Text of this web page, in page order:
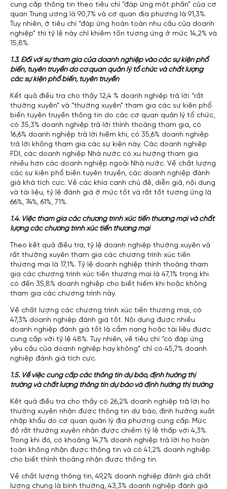
cung cấp thông tin theo tiêu chí “đáp ứng một phần” của cơ
quan Trung ương là 90,7% và cơ quan địa phương là 91,3%.
Tuy nhiên, ở tiêu chí “đáp ứng hoàn toàn nhu cầu của doanh
nghiệp” thì tỷ lệ này chỉ khiêm tốn tương ứng ở mức 14,2% và
15,8%.
1.3. Đối với sự tham gia của doanh nghiệp vào các sự kiện phổ
biến, tuyên truyền do cơ quan quản lý tổ chức và chất lượng
các sự kiện phổ biến, tuyên truyền
Kết quả điều tra cho thấy 12,4 % doanh nghiệp trả lời “rất
thường xuyên” và “thường xuyên” tham gia các sự kiện phổ
biến tuyên truyền thông tin do các cơ quan quản lý tổ chức,
có 35,3% doanh nghiệp trả lời thỉnh thoảng tham gia, có
16,6% doanh nghiệp trả lời hiếm khi, có 35,6% doanh nghiệp
trả lời không tham gia các sự kiện này. Các doanh nghiệp
FDI, các doanh nghiệp Nhà nước có xu hướng tham gia
nhiều hơn các doanh nghiệp ngoài Nhà nước. Về chất lượng
các sự kiện phổ biến tuyên truyền, các doanh nghiệp đánh
giá khá tích cực. Về các khía cạnh chủ đề, diễn giả, nội dung
và tài liệu, tỷ lệ đánh giá ở mức tốt và rất tốt tương ứng là
66%, 74%, 61%, 71%.
1.4. Việc tham gia các chương trình xúc tiến thương mại và chất
lượng các chương trình xúc tiến thương mại
Theo kết quả điều tra, tỷ lệ doanh nghiệp thường xuyên và
rất thường xuyên tham gia các chương trình xúc tiến
thương mại là 17,1%. Tỷ lệ doanh nghiệp thỉnh thoảng tham
gia các chương trình xúc tiến thương mại là 47,1% trong khi
có đến 35,8% doanh nghiệp cho biết hiếm khi hoặc không
tham gia các chương trình này.
Về chất lượng các chương trình xúc tiến thương mại, có
47,3% doanh nghiệp đánh giá tốt. Nội dung được nhiều
doanh nghiệp đánh giá tốt là cẩm nang hoặc tài liệu được
cung cấp với tỷ lệ 48%. Tuy nhiên, về tiêu chí “có đáp ứng
yêu cầu của doanh nghiệp hay không” chỉ có 45,7% doanh
nghiệp đánh giá tích cực.
1.5. Về việc cung cấp các thông tin dự báo, định hướng thị
trường và chất lượng thông tin dự báo và định hướng thị trường
Kết quả điều tra cho thấy có 26,2% doanh nghiệp trả lời họ
thường xuyên nhận được thông tin dự báo, định hướng xuất
nhập khẩu do cơ quan quản lý địa phương cung cấp. Mức
độ rất thường xuyên nhận được chiếm tỷ lệ thấp với 4,3%.
Trong khi đó, có khoảng 14,7% doanh nghiệp trả lời họ hoàn
toàn không nhận được thông tin và có 41,2% doanh nghiệp
cho biết thỉnh thoảng nhận được thông tin.
Về chất lượng thông tin, 49,2% doanh nghiệp đánh giá chất
lượng chung là bình thường, 43,3% doanh nghiệp đánh giá